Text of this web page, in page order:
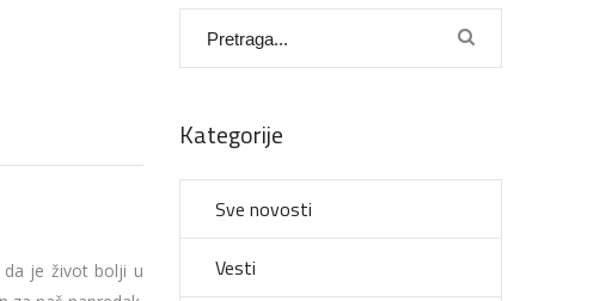
da je život bolji u
Kategorije
Sve novosti
Vesti